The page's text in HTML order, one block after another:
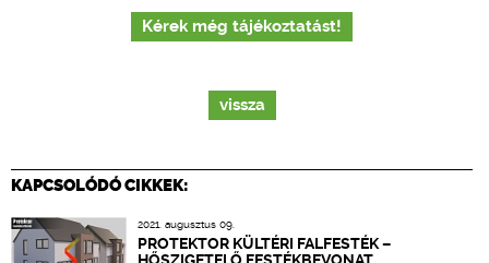
TERVEZÉSI SEGÉDLETEK
Kérek még tájékoztatást!
vissza
KAPCSOLÓDÓ CIKKEK:
2021. augusztus 09.
PROTEKTOR KÜLTÉRI FALFESTÉK –